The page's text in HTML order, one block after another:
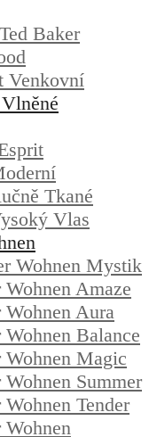
Baker
Venkovní
Tkané
Vlas
Wohnen Mystik
Amaze
Aura
Balance
Wohnen Magic
Summer
Tender